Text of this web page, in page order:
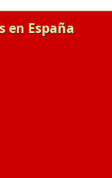
en España